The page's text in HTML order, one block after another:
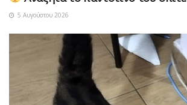
5 Αυγούστου 2026